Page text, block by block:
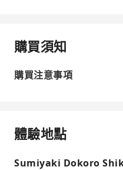
購買須知
購買注意事項
體驗地點
Sumiyaki Dokoro